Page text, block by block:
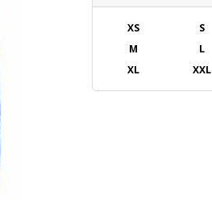
XS
S
M
L
XL
XXL